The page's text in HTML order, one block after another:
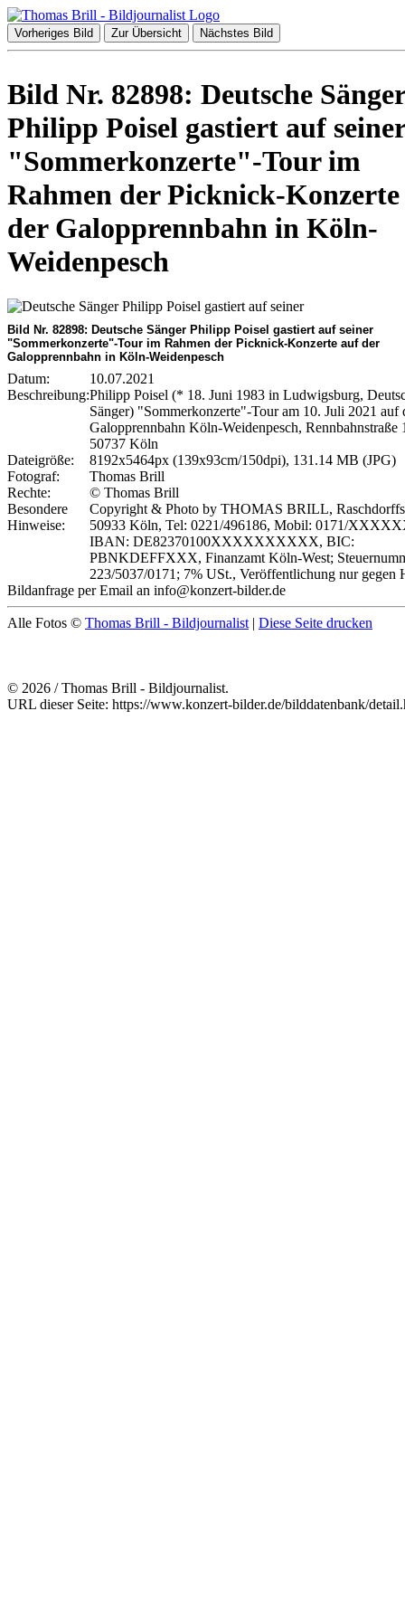
Vorheriges Bild Zur Übersicht Nächstes Bild
Bild Nr. 82898: Deutsche Sänger
Philipp Poisel gastiert auf seiner
"Sommerkonzerte"-Tour im
Rahmen der Picknick-
der Galopprennbahn in Köln-
Weidenpesch
Bild Nr. 82898: Deutsche Sänger Philipp Poisel gastiert auf seiner
"Sommerkonzerte"-Tour im Rahmen der Picknick-Konzerte auf der
Galopprennbahn in Köln-Weidenpesch
Datum:
10.07.2021
Beschreibung:Philipp Poisel (* 18. Juni 1983 in Ludwigsburg,
Sänger) "Sommerkonzerte"-Tour am 10. Juli 2021 auf
Galopprennbahn Köln-Weidenpesch, Rennbahnstraße
50737 Köln
Dateigröße:
8192x5464px (139x93cm/150dpi), 131.14 MB (JPG)
Fotograf:
Thomas Brill
Rechte:
© Thomas Brill
Besondere
Hinweise:
Copyright & Photo by THOMAS BRILL,
50933 Köln, Tel: 0221/496186, Mobil: 0171/
IBAN: DE82370100XXXXXXXXXX, BIC:
PBNKDEFFXXX, Finanzamt Köln-West;
223/5037/0171; 7% USt., Veröffentlichung nur gegen
Bildanfrage per Email an info@konzert-bilder.de
Alle Fotos © Thomas Brill - Bildjournalist | Diese Seite drucken
© 2026 / Thomas Brill - Bildjournalist.
URL dieser Seite: https://www.konzert-bilder.de/bilddatenbank/